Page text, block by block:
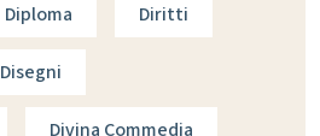
Diploma Diritti
Disegni
Divina Commedia